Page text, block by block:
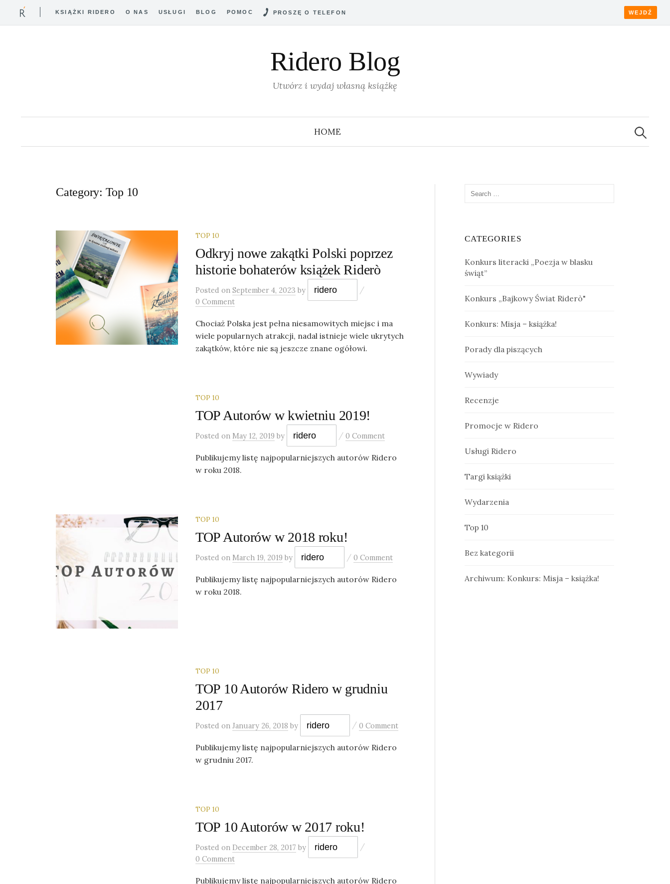
KSIĄŻKI RIDERO O NAS USŁUGI BLOG POMOC PROSZĘ O TELEFON WEJDŹ
Ridero Blog
Utwórz i wydaj własną książkę
HOME Search
Category: Top 10
TOP 10
Odkryj nowe zakątki Polski poprzez
historie bohaterów książek Riderò
Posted on September 4, 2023 by ridero
/
0 Comment
Chociaż Polska jest pełna niesamowitych miejsc i ma
wiele popularnych atrakcji, nadal istnieje wiele ukrytych
zakątków, które nie są jeszcze znane ogółowi.
TOP 10
TOP Autorów w kwietniu 2019!
Posted on May 12, 2019 by ridero / 0 Comment
Publikujemy listę najpopularniejszych autorów Ridero
w roku 2018.
TOP 10
TOP Autorów w 2018 roku!
Posted on March 19, 2019 by ridero / 0 Comment
Publikujemy listę najpopularniejszych autorów Ridero
w roku 2018.
TOP 10
TOP 10 Autorów Ridero w grudniu
2017
Posted on January 26, 2018 by ridero / 0 Comment
Publikujemy listę najpopularniejszych autorów Ridero
w grudniu 2017.
TOP 10
TOP 10 Autorów w 2017 roku!
Posted on December 28, 2017 by ridero
/
0 Comment
Publikujemy listę najpopularniejszych autorów Ridero
Search
for:
CATEGORIES
Konkurs literacki „Poezja w blasku
świąt”
Konkurs „Bajkowy Świat Riderò"
Konkurs: Misja – książka!
Porady dla piszących
Wywiady
Recenzje
Promocje w Ridero
Usługi Ridero
Targi książki
Wydarzenia
Top 10
Bez kategorii
Archiwum: Konkurs: Misja – książka!